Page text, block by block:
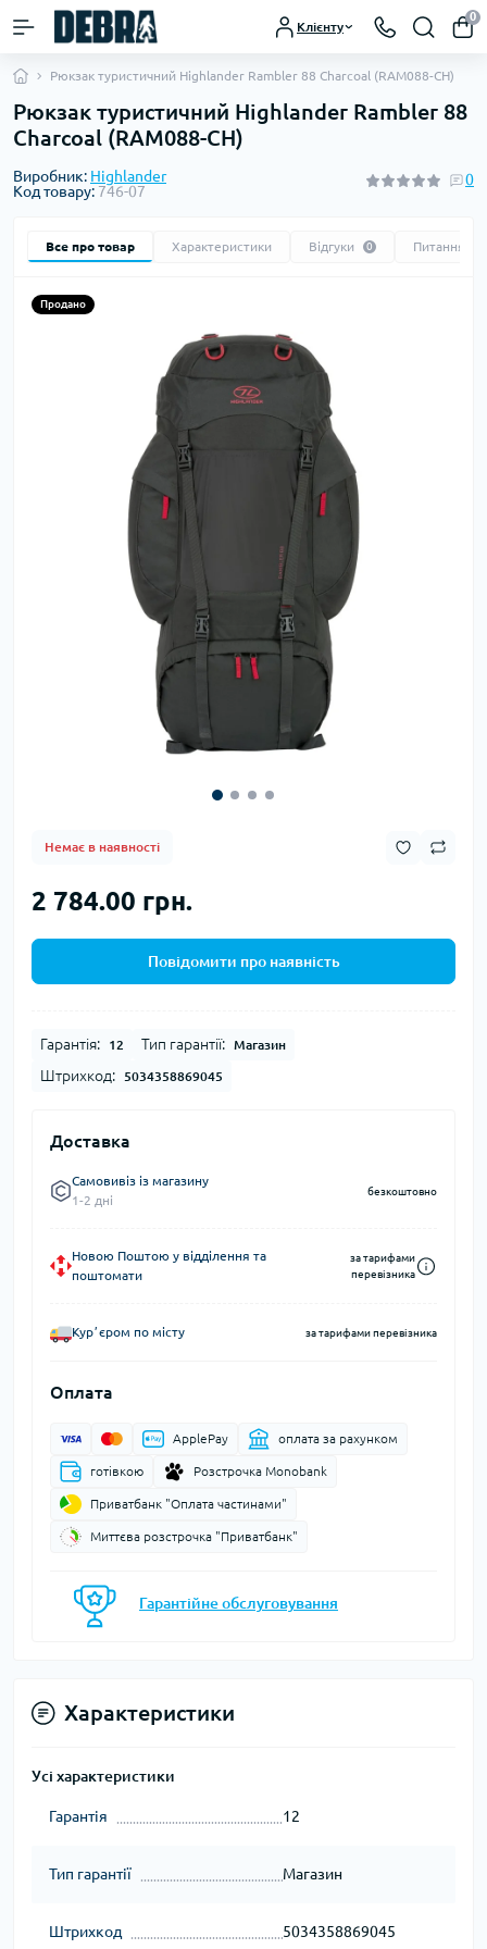
Клієнту
0
Рюкзак туристичний Highlander Rambler 88 Charcoal (RAM088-CH)
Рюкзак туристичний Highlander Rambler 88
Charcoal (RAM088-CH)
Виробник: Highlander
Код товару: 746-07
0
Все про товар Характеристики Відгуки 0 Питання
Продано
Немає в наявності
2 784.00 грн.
Повідомити про наявність
Гарантія: 12 Тип гарантії: Магазин
Штрихкод: 5034358869045
Доставка
Самовивіз із магазину
1-2 дні
безкоштовно
Новою Поштою у відділення та
поштомати
за тарифами
перевізника
Курʼєром по місту за тарифами перевізника
Оплата
ApplePay оплата за рахунком
готівкою Розстрочка Monobank
Приватбанк "Оплата частинами"
Миттєва розстрочка "Приватбанк"
Гарантійне обслуговування
Характеристики
Усі характеристики
Гарантія 12
Тип гарантії Магазин
Штрихкод 5034358869045